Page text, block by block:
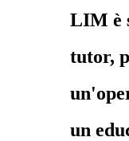
LIM è
tutor,
un